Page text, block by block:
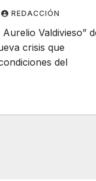
REDACCIÓN
Valdivieso”
crisis que
del